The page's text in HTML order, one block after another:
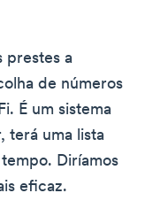
prestes a
de números
É um sistema
terá uma lista
Diríamos
eficaz.